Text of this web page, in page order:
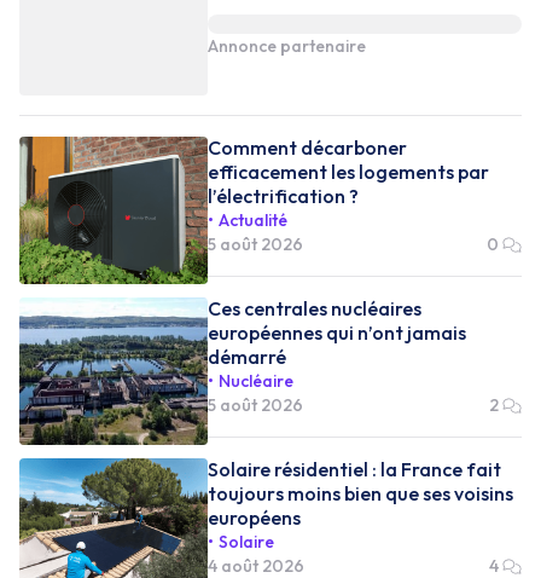
Annonce partenaire
Comment décarboner
efficacement les logements par
l’électrification ?
Actualité
5 août 2026
0
Ces centrales nucléaires
européennes qui n’ont jamais
démarré
Nucléaire
5 août 2026
2
Solaire résidentiel : la France fait
toujours moins bien que ses voisins
européens
Solaire
4 août 2026
4